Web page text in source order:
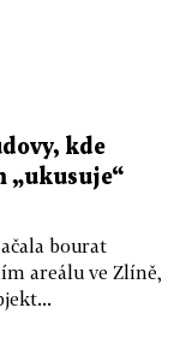
kde
„ukusuje“
bourat
areálu ve Zlíně,